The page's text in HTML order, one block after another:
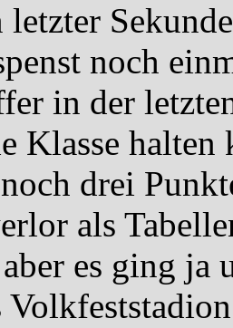
noch
in der
Klasse
drei
als
es ging ja